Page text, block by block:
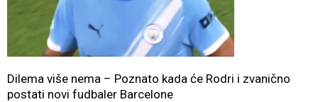
Dilema više nema – Poznato kada će Rodri i zvanično
postati novi fudbaler Barcelone